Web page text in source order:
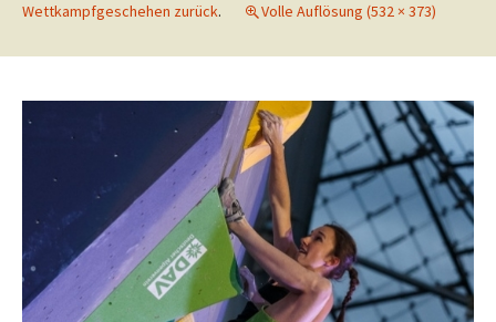
Wettkampfgeschehen zurück. Volle Auflösung (532 × 373)